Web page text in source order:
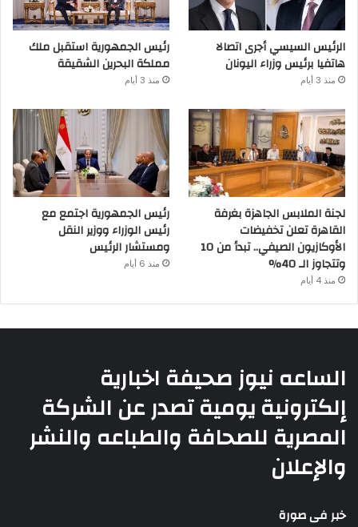
الرئيس السيسي أجرى اتصالا
هاتفيا برئيس وزراء اليونان
منذ 3 أيام
رئيس الجمهورية استقبل ملك
مملكة البحرين الشقيقة
منذ 3 أيام
لجنة الملابس الجاهزة بغرفة
القاهرة تعلن تخفيضات
الأوكازيون الصيفي.. تبدأ من 10
وتتجاوز الـ 40%
منذ 4 أيام
رئيس الجمهورية اجتمع مع
رئيس الوزراء ووزير النقل
ومستشار الرئيس
منذ 6 أيام
الساعه نيوز صحيفة اخبارية
إلكترونية يومية تصدر عن الشركة
المصرية للصحافة والطباعه والنشر
والإعلان
خبر فى صورة